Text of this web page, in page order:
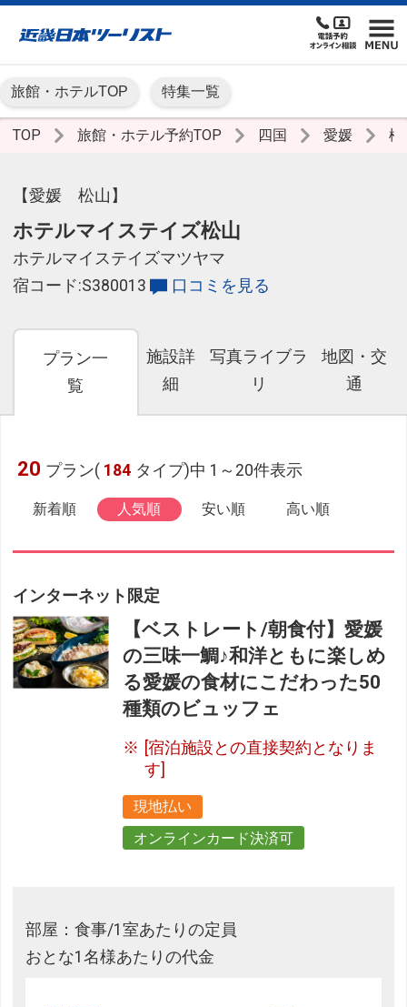
旅館・ホテルTOP 特集一覧
TOP 旅館・ホテル予約TOP 四国 愛媛
【愛媛 松山】
ホテルマイステイズ松山
ホテルマイステイズマツヤマ
宿コード:S380013
口コミを見る
プラン一
覧
施設詳
細
写真ライブラ
リ
地図・交
通
20 プラン( 184 タイプ)中 1～20件表示
新着順 人気順 安い順 高い順
インターネット限定
【ベストレート/朝食付】愛媛
の三味一鯛♪和洋ともに楽しめ
る愛媛の食材にこだわった50
種類のビュッフェ
[宿泊施設との直接契約となりま
す]
現地払い
オンラインカード決済可
部屋：食事/1室あたりの定員
おとな1名様あたりの代金